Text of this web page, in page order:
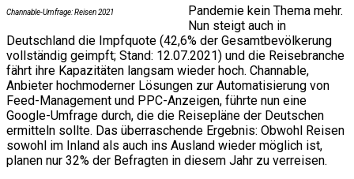
Channable-Umfrage: Reisen 2021
Pandemie kein Thema mehr.
Nun steigt auch in
Deutschland die Impfquote (42,6% der Gesamtbevölkerung
vollständig geimpft; Stand: 12.07.2021) und die Reisebranche
fährt ihre Kapazitäten langsam wieder hoch. Channable,
Anbieter hochmoderner Lösungen zur Automatisierung von
Feed-Management und PPC-Anzeigen, führte nun eine
Google-Umfrage durch, die die Reisepläne der Deutschen
ermitteln sollte. Das überraschende Ergebnis: Obwohl Reisen
sowohl im Inland als auch ins Ausland wieder möglich ist,
planen nur 32% der Befragten in diesem Jahr zu verreisen.